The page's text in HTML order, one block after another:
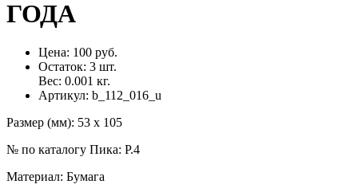
ГОДА
Цена: 100 руб.
Остаток: 3 шт.
Вес: 0.001 кг.
Артикул: b_112_016_u
Размер (мм): 53 х 105
№ по каталогу Пика: P.4
Материал: Бумага